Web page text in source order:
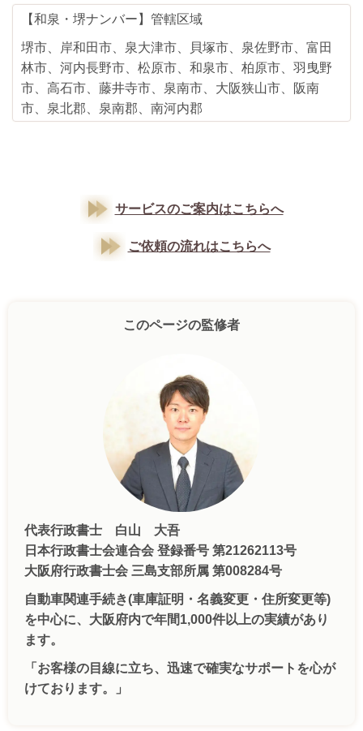
【和泉・堺ナンバー】管轄区域
堺市、岸和田市、泉大津市、貝塚市、泉佐野市、富田
林市、河内長野市、松原市、和泉市、柏原市、羽曳野
市、高石市、藤井寺市、泉南市、大阪狭山市、阪南
市、泉北郡、泉南郡、南河内郡
サービスのご案内はこちらへ
ご依頼の流れはこちらへ
このページの監修者
代表行政書士 白山 大吾
日本行政書士会連合会 登録番号 第21262113号
大阪府行政書士会 三島支部所属 第008284号
自動車関連手続き(車庫証明・名義変更・住所変更等)
を中心に、大阪府内で年間1,000件以上の実績があり
ます。
「お客様の目線に立ち、迅速で確実なサポートを心が
けております。」